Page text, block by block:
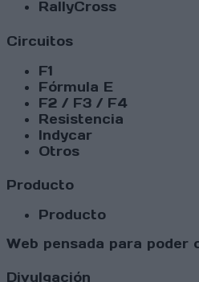
RallyCross
Circuitos
F1
Fórmula E
F2 / F3 / F4
Resistencia
Indycar
Otros
Producto
Producto
Web pensada para
Divulgación